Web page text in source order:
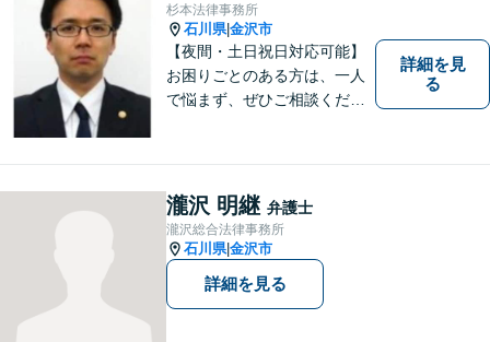
杉本法律事務所
石川県|金沢市
【夜間・土日祝日対応可能】
お困りごとのある方は、一人
で悩まず、ぜひご相談くださ
さい（相談料：１時間５5００
円(税込））
詳細を見
る
瀧沢 明継 弁護士
瀧沢総合法律事務所
石川県|金沢市
詳細を見る